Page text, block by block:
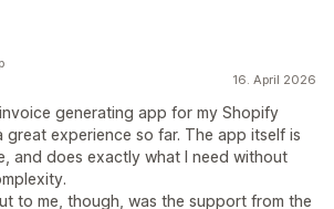
16. April 2026
invoice generating app for my Shopify
great experience so far. The app itself is
and does exactly what I need without
to me, though, was the support from the